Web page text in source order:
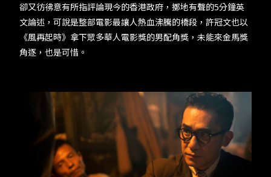
卻又彷彿意有所指評論現今的香港政府，擲地有聲的5分鐘英
文論述，可說是整部電影最讓人熱血沸騰的橋段，許冠文也以
《風再起時》拿下眾多華人電影獎的男配角獎，未能來金馬獎
角逐，也是可惜。